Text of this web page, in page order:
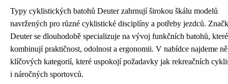
Typy cyklistických batohů Deuter zahrnují širokou škálu modelů
navržených pro různé cyklistické disciplíny a potřeby jezdců.
Deuter se dlouhodobě specializuje na vývoj funkčních batohů, které
kombinují praktičnost, odolnost a ergonomii. V nabídce najdeme
klíčových kategorií, které uspokojí požadavky jak rekreačních
i náročných sportovců.